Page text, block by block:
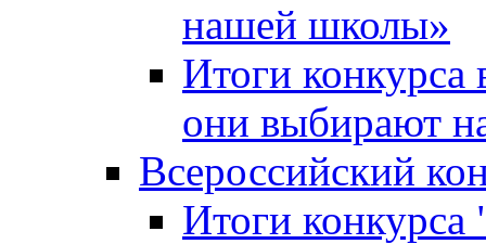
нашей школы»
Итоги конкурса
они выбирают
Всероссийский
Итоги